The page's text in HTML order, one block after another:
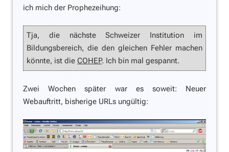
ich mich der Prophezeihung:
Tja, die nächste Schweizer Institution im
Bildungsbereich, die den gleichen Fehler machen
könnte, ist die COHEP. Ich bin mal gespannt.
Zwei Wochen später war es soweit: Neuer
Webauftritt, bisherige URLs ungültig: